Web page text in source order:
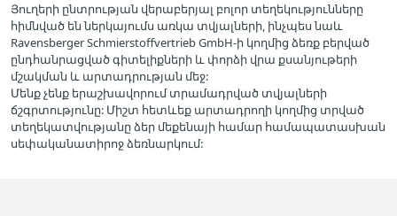
Յուղերի ընտրության վերաբերյալ բոլոր տեղեկությունները
հիմնված են ներկայումս առկա տվյալների, ինչպես նաև
Ravensberger Schmierstoffvertrieb GmbH-ի կողմից ձեռք բերված
ընդհանրացված գիտելիքների և փորձի վրա քսանյութերի
մշակման և արտադրության մեջ:
Մենք չենք երաշխավորում տրամադրված տվյալների
ճշգրտությունը: Միշտ հետևեք արտադրողի կողմից տրված
տեղեկատվությանը ձեր մեքենայի համար համապատասխան
սեփականատիրոջ ձեռնարկում: